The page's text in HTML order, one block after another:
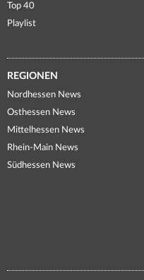
Top 40
Playlist
REGIONEN
Nordhessen News
Osthessen News
Mittelhessen News
Rhein-Main News
Südhessen News